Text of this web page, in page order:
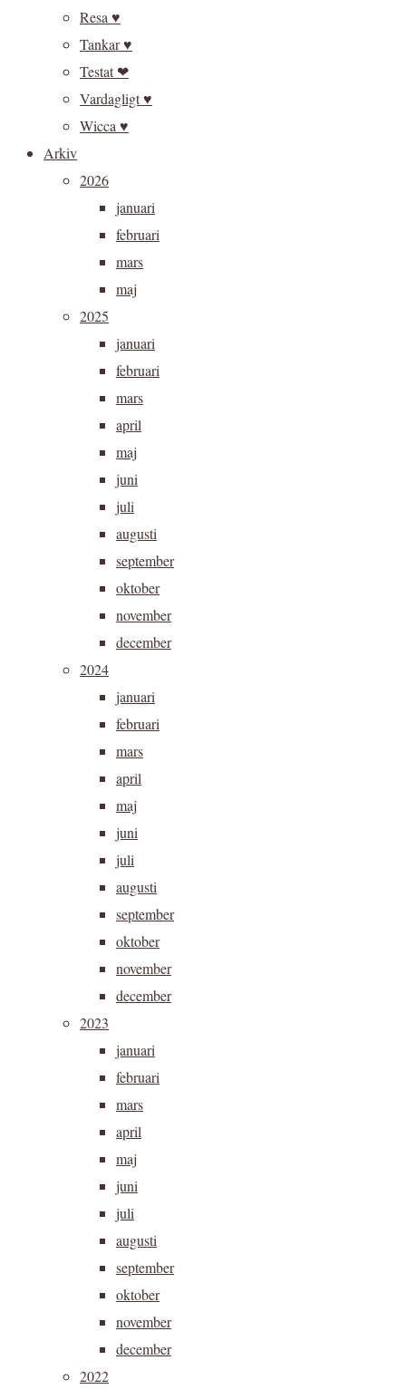
Resa ♥
Tankar ♥
Testat ❤
Vardagligt ♥
Wicca ♥
Arkiv
2026
januari
februari
mars
maj
2025
januari
februari
mars
april
maj
juni
juli
augusti
september
oktober
november
december
2024
januari
februari
mars
april
maj
juni
juli
augusti
september
oktober
november
december
2023
januari
februari
mars
april
maj
juni
juli
augusti
september
oktober
november
december
2022